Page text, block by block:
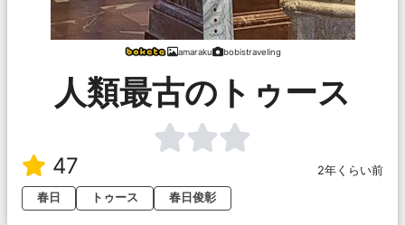
amaraku bobistraveling
人類最古のトゥース
47
2年くらい前
春日
トゥース 春日俊彰